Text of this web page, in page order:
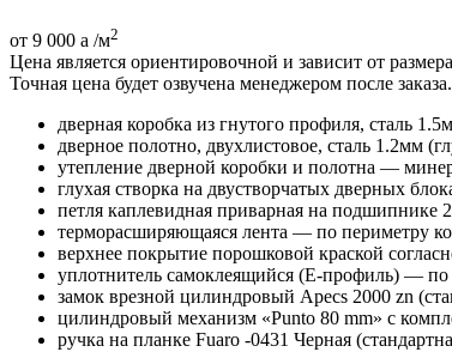
от 9 000 a /м2
Цена является ориентировочной и зависит от
Точная цена будет озвучена менеджером после заказа.
дверная коробка из гнутого профиля, сталь
дверное полотно, двухлистовое, сталь 1.2мм
утепление дверной коробки и полотна —
глухая створка на двустворчатых дверных
петля каплевидная приварная на
терморасширяющаяся лента — по периметру
верхнее покрытие порошковой краской
уплотнитель самоклеящийся (E-профиль) — по
замок врезной цилиндровый Apecs 2000 zn
цилиндровый механизм «Punto 80 mm» с
ручка на планке Fuaro -0431 Черная